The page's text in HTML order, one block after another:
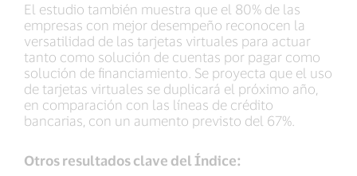
El estudio también muestra que el 80% de las
empresas con mejor desempeño reconocen la
versatilidad de las tarjetas virtuales para actuar
tanto como solución de cuentas por pagar como
solución de financiamiento. Se proyecta que el uso
de tarjetas virtuales se duplicará el próximo año,
en comparación con las líneas de crédito
bancarias, con un aumento previsto del 67%.
Otros resultados clave del Índice: